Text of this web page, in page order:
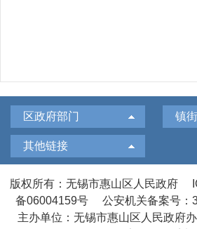
区政府部门 镇
其他链接
版权所有：无锡市惠山区人民政府
备06004159号
公安机关备案号：
主办单位：无锡市惠山区人民政府